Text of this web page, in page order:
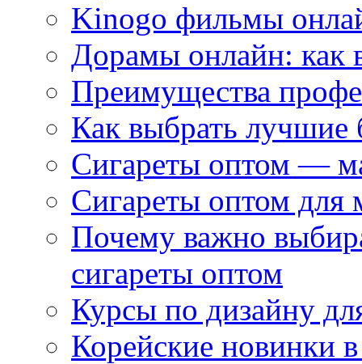
Kinogo фильмы
Дорамы онлайн: как
Преимущества
Как выбрать
Сигареты оптом —
Сигареты оптом для
Почему важно
сигареты оптом
Курсы по дизайну
Корейские новинки